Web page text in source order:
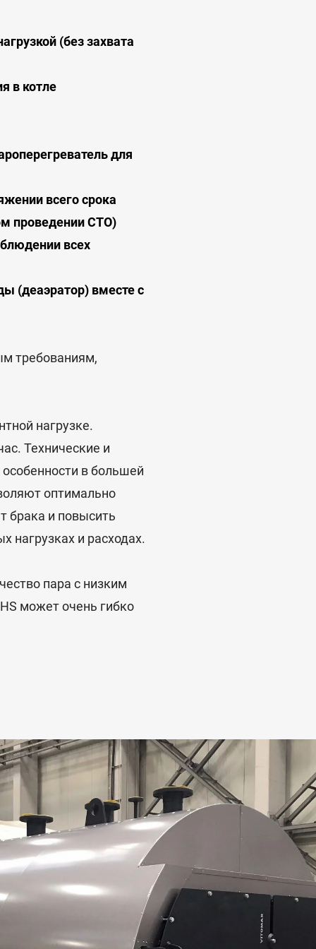
(без захвата
в котле
для
всего срока
проведении СТО)
всех
(деаэратор) вместе с
требованиям,
нагрузке.
Технические и
в большей
оптимально
брака и повысить
нагрузках и расходах.
пара с низким
может очень гибко